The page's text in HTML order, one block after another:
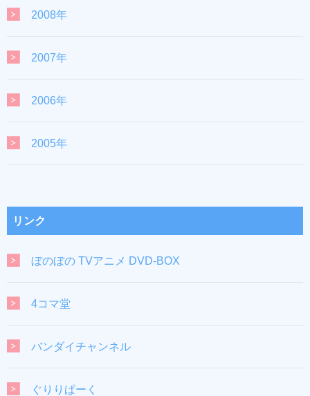
2008年
2007年
2006年
2005年
リンク
ぼのぼの TVアニメ DVD-BOX
4コマ堂
バンダイチャンネル
ぐりりぱーく